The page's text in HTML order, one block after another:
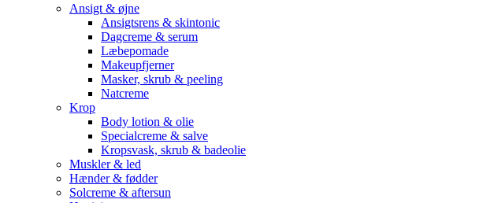
Ansigt & øjne
Ansigtsrens & skintonic
Dagcreme & serum
Læbepomade
Makeupfjerner
Masker, skrub & peeling
Natcreme
Krop
Body lotion & olie
Specialcreme & salve
Kropsvask, skrub & badeolie
Muskler & led
Hænder & fødder
Solcreme & aftersun